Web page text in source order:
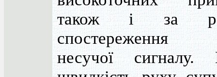
також і за
несучої сигналу.